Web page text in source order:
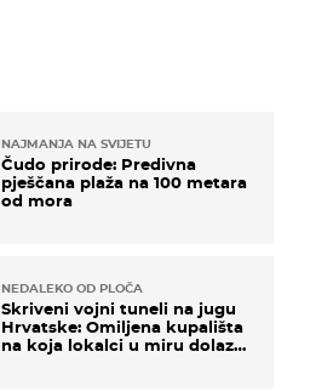
NAJMANJA NA SVIJETU
Čudo prirode: Predivna
pješčana plaža na 100 metara
od mora
NEDALEKO OD PLOČA
Skriveni vojni tuneli na jugu
Hrvatske: Omiljena kupališta
na koja lokalci u miru dolaze